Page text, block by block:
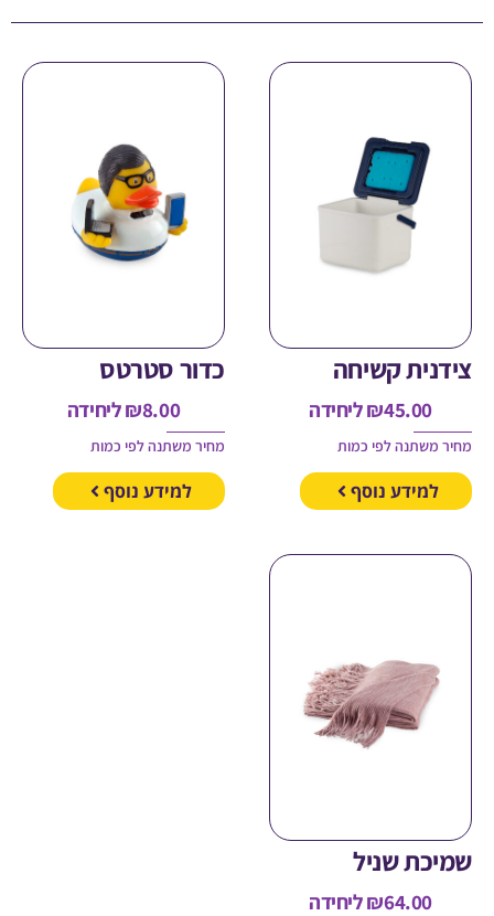
קשיחה
₪ליחידה
לפי כמות
נוסף
כדור סטרטס
ליחידה
מחיר משתנה לפי כמות
למידע נוסף
שניל
₪ליחידה